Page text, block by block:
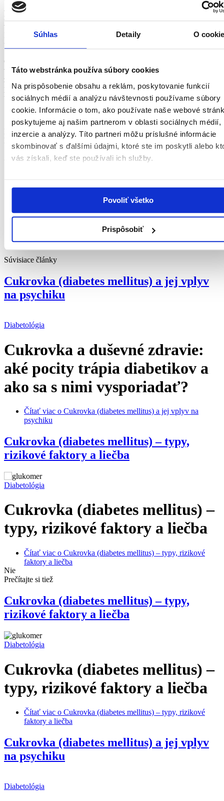
Súhlas Detaily O
Táto webstránka používa súbory cookies
Na prispôsobenie obsahu a reklám, poskytovanie funkcií
sociálnych médií a analýzu návštevnosti používame súbory
cookie. Informácie o tom, ako používate naše webové
poskytujeme aj našim partnerom v oblasti sociálnych médií,
inzercie a analýzy. Títo partneri môžu príslušné informácie
skombinovať s ďalšími údajmi, ktoré ste im poskytli alebo
vás získali, keď ste používali ich služby.
Povoliť všetko
Prispôsobiť
Ak ku tomu pridáme
nezdravú životosprávu spojenú so stresom,
môžeme si veľmi ľahko spustiť práve cukrovku 2. typu. Často sú
však títo ľudia v tejto situácii trochu nevinne, pretože ide napríklad o
ľudí pracujúcich v kanceláriách. Kľúčová je preto prevencia a
úprava životného štýlu.
Okrem toho
vám môže pomôcť v prípade liečby ochorení zo sedavého
zamestnania. Nezabúdajte však, že prioritou má byť dostatok
pohybu, spánok, zdravá strava a pravidelné preventívne prehliadky
u vášho lekára.
Modrý banner?
Nie
Zdroje
Súvisiace články
Cukrovka (diabetes mellitus) a jej vplyv
na psychiku
Diabetológia
Cukrovka a duševné zdravie:
aké pocity trápia diabetikov a
ako sa s nimi vysporiadať?
Čítať viac o Cukrovka (diabetes mellitus) a jej vplyv na
psychiku
Cukrovka (diabetes mellitus) – typy,
rizikové faktory a liečba
Diabetológia
Cukrovka (diabetes mellitus) –
typy, rizikové faktory a liečba
Čítať viac o Cukrovka (diabetes mellitus) – typy, rizikové
faktory a liečba
Nie
Prečítajte si tiež
Cukrovka (diabetes mellitus) – typy,
rizikové faktory a liečba
Diabetológia
Cukrovka (diabetes mellitus) –
typy, rizikové faktory a liečba
Čítať viac o Cukrovka (diabetes mellitus) – typy, rizikové
faktory a liečba
Cukrovka (diabetes mellitus) a jej vplyv
na psychiku
Diabetológia